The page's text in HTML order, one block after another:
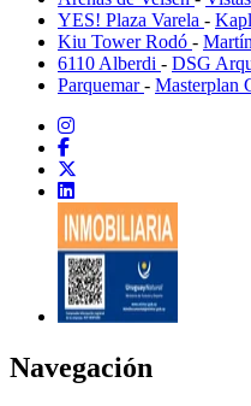
YES! Plaza Varela -
Kiu Tower Rodó -
6110 Alberdi - DSG
Parquemar- Masterplan
Navegación